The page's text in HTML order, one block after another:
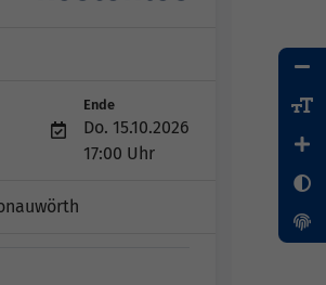
Ende
Do. 15.10.2026
17:00 Uhr